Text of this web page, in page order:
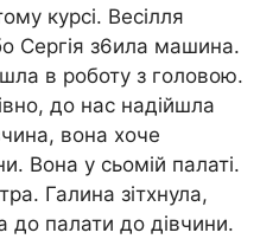
курсі. Весілля
Сергія з6ила машина.
в роботу з головою.
до нас надійшла
вона хоче
Вона у сьомій палаті.
Галина зітхнула,
до палати до дівчини.